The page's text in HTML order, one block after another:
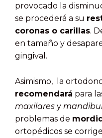
provocado la
se procederá a su
coronas o carillas.
en tamaño y
gingival.
Asimismo, la
recomendará para
maxilares y
problemas de
ortopédicos se